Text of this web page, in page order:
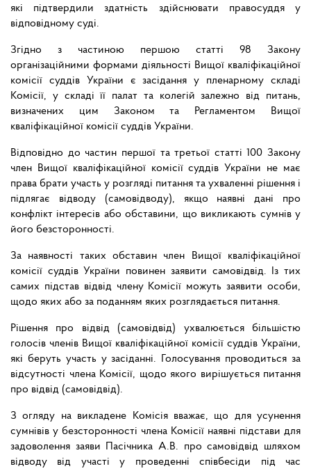
які підтвердили здатність здійснювати правосуддя у
відповідному суді.
Згідно з частиною першою статті 98 Закону
організаційними формами діяльності Вищої кваліфікаційної
комісії суддів України є засідання у пленарному складі
Комісії, у складі її палат та колегій залежно від питань,
визначених цим Законом та Регламентом Вищої
кваліфікаційної комісії суддів України.
Відповідно до частин першої та третьої статті 100 Закону
член Вищої кваліфікаційної комісії суддів України не має
права брати участь у розгляді питання та ухваленні рішення і
підлягає відводу (самовідводу), якщо наявні дані про
конфлікт інтересів або обставини, що викликають сумнів у
його безсторонності.
За наявності таких обставин член Вищої кваліфікаційної
комісії суддів України повинен заявити самовідвід. Із тих
самих підстав відвід члену Комісії можуть заявити особи,
щодо яких або за поданням яких розглядається питання.
Рішення про відвід (самовідвід) ухвалюється більшістю
голосів членів Вищої кваліфікаційної комісії суддів України,
які беруть участь у засіданні. Голосування проводиться за
відсутності члена Комісії, щодо якого вирішується питання
про відвід (самовідвід).
З огляду на викладене Комісія вважає, що для усунення
сумнівів у безсторонності члена Комісії наявні підстави для
задоволення заяви Пасічника А.В. про самовідвід шляхом
відводу від участі у проведенні співбесіди під час